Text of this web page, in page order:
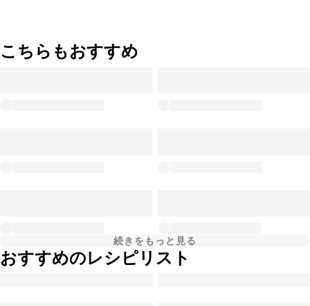
こちらもおすすめ
続きをもっと見る
おすすめのレシピリスト